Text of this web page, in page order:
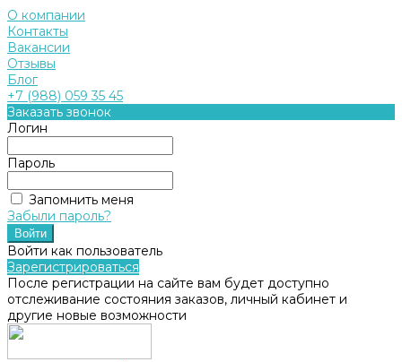
О компании
Контакты
Вакансии
Отзывы
Блог
+7 (988) 059 35 45
Заказать звонок
Логин
Пароль
Запомнить меня
Забыли пароль?
Войти как пользователь
Зарегистрироваться
После регистрации на сайте вам будет доступно
отслеживание состояния заказов, личный кабинет и
другие новые возможности